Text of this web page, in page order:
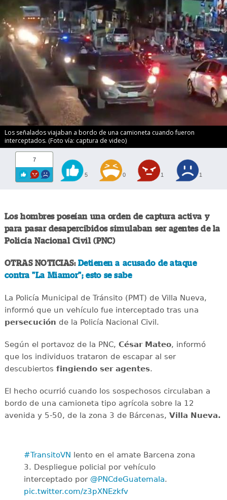
Los señalados viajaban a bordo de una camioneta cuando fueron
interceptados. (Foto vía: captura de video)
7
5 0 1 1
Los hombres poseían una orden de captura activa y
para pasar desapercibidos simulaban ser agentes de la
Policía Nacional Civil (PNC)
OTRAS NOTICIAS: Detienen a acusado de ataque
contra "La Miamor"; esto se sabe
La Policía Municipal de Tránsito (PMT) de Villa Nueva,
informó que un vehículo fue interceptado tras una
persecución de la Policía Nacional Civil.
Según el portavoz de la PNC, César Mateo, informó
que los individuos trataron de escapar al ser
descubiertos fingiendo ser agentes.
El hecho ocurrió cuando los sospechosos circulaban a
bordo de una camioneta tipo agrícola sobre la 12
avenida y 5-50, de la zona 3 de Bárcenas, Villa Nueva.
#TransitoVN lento en el amate Barcena zona
3. Despliegue policial por vehículo
interceptado por @PNCdeGuatemala.
pic.twitter.com/z3pXNEzkfv